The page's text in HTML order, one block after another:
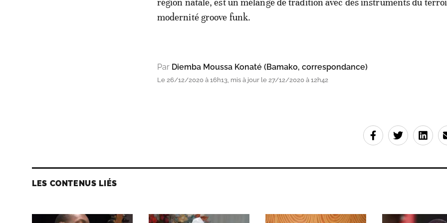
modernité groove funk.
Par Diemba Moussa Konaté (Bamako, correspondance)
Le 26/12/2020 à 16h13, mis à jour le 27/12/2020 à 12h42
LES CONTENUS LIÉS